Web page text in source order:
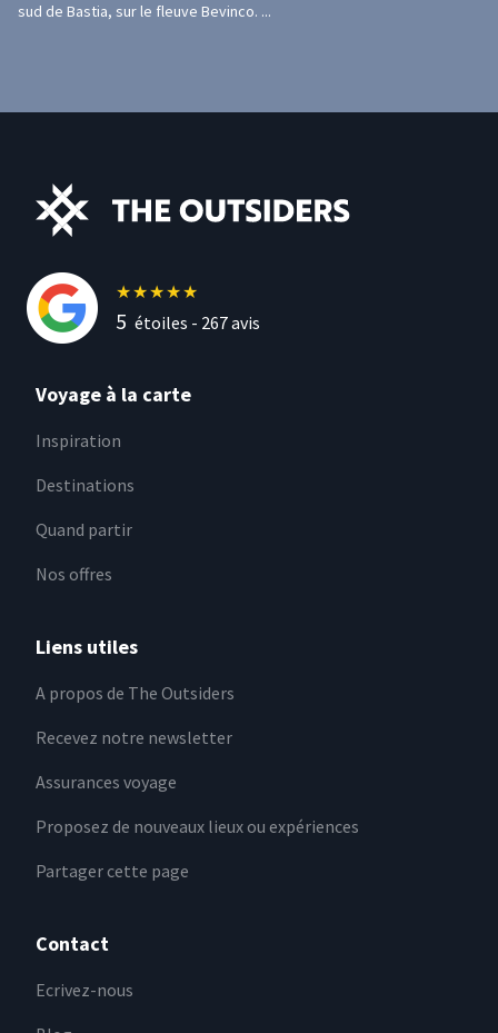
sud de Bastia, sur le fleuve Bevinco. ...
★★★★★
5 étoiles - 267avis
Voyage à la carte
Inspiration
Destinations
Quand partir
Nos offres
Liens utiles
A propos de The Outsiders
Recevez notre newsletter
Assurances voyage
Proposez de nouveaux lieux ou expériences
Partager cette page
Contact
Ecrivez-nous